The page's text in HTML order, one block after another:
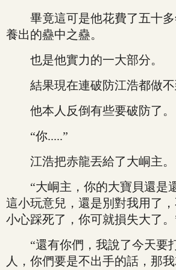
畢竟這可是他花費了五十多
養出的蠱中之蠱。
也是他實力的一大部分。
結果現在連破防江浩都做不
他本人反倒有些要破防了。
“你.....”
江浩把赤龍丟給了大峒主。
“大峒主，你的大寶貝還是
這小玩意兒，還是別對我用了
小心踩死了，你可就損失大了。
“還有你們，我說了今天要
人，你們要是不出手的話，那